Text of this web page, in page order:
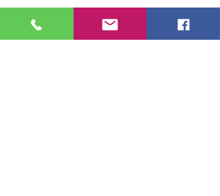
โหวตทิศทางสมาคมประจำเดือน